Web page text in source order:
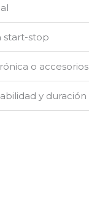
start-stop
o accesorios
y duración